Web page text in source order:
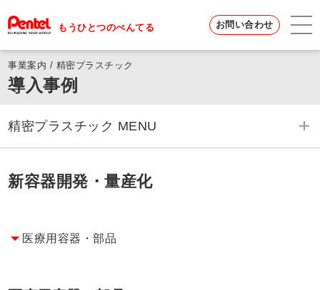
もうひとつのぺんてる お問い合わせ
事業案内 / 精密プラスチック
導入事例
精密プラスチック MENU
導入事例
新容器開発・量産化
医療用容器・部品